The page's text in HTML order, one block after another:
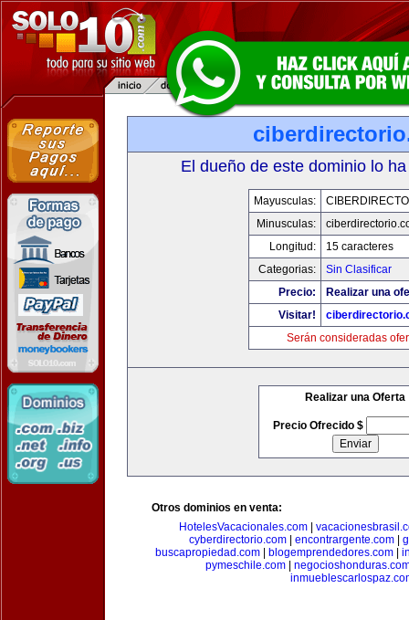
El dueño de este dominio lo
Mayusculas:
Minusculas:
Longitud:
15 caracteres
Categorias:
Sin Clasificar
Precio:
Realizar una
Visitar!
Serán consideradas
Realizar una Oferta
Precio Ofrecido $
Otros dominios en venta:
HotelesVacacionales.com|
cyberdirectorio.com| encontrargente.com|
buscapropiedad.com| blogemprendedores.com|
pymeschile.com|